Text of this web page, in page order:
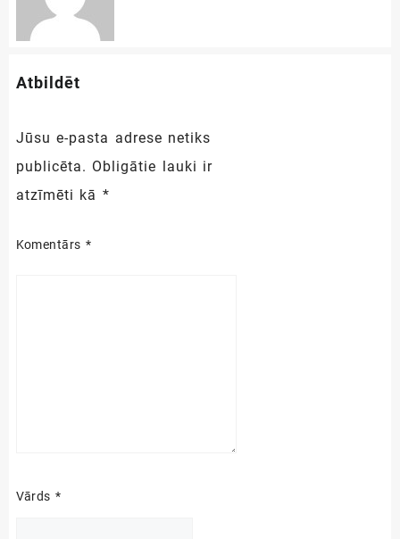
Atbildēt
Jūsu e-pasta adrese netiks
publicēta. Obligātie lauki ir
atzīmēti kā *
Komentārs *
Vārds *